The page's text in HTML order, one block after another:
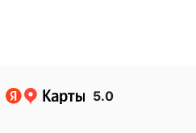
5.0